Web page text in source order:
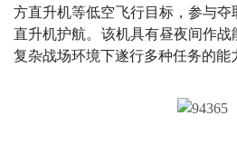
方直升机等低空飞行目标，参与夺
直升机护航。该机具有昼夜间作战
复杂战场环境下遂行多种任务的能力